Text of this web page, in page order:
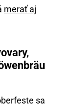
merať aj
sa